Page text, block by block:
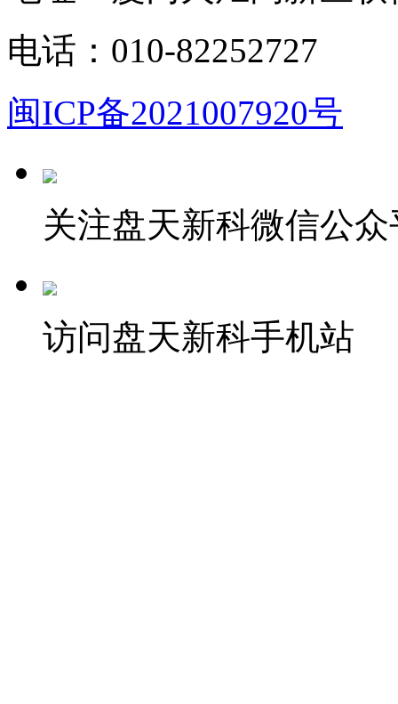
电话：010-82252727
闽ICP备2021007920号
关注盘天新科微信公
访问盘天新科手机站